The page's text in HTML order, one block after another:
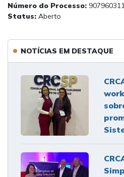
Número do Processo:
Status: Aberto
NOTÍCIAS EM DESTAQUE